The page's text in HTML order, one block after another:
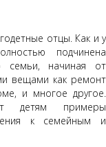
отцы. Как и у
подчинена
семьи, начиная от
вещами как ремонт
и многое другое.
детям примеры
к семейным и